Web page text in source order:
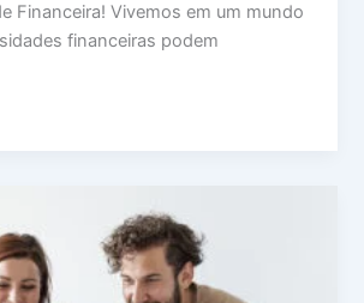
Financeira! Vivemos em um mundo
financeiras podem